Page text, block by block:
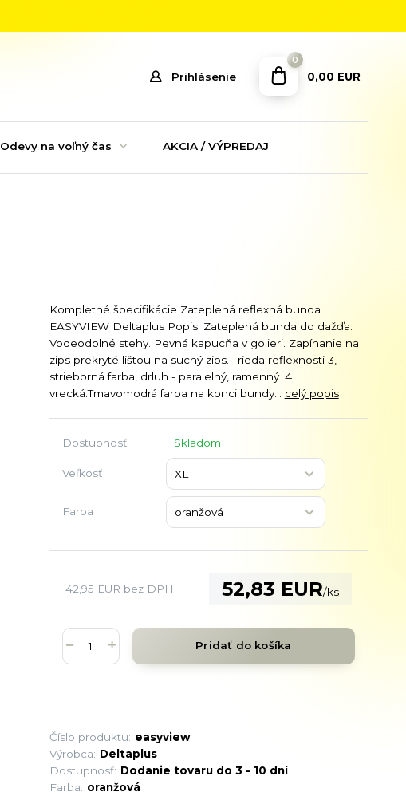
Prihlásenie
0
0,00 EUR
Odevy na voľný čas AKCIA / VÝPREDAJ
Kompletné špecifikácie Zateplená reflexná bunda
EASYVIEW Deltaplus Popis: Zateplená bunda do dažďa.
Vodeodolné stehy. Pevná kapucňa v golieri. Zapínanie na
zips prekryté lištou na suchý zips. Trieda reflexnosti 3,
strieborná farba, drluh - paralelný, ramenný. 4
vrecká.Tmavomodrá farba na konci bundy... celý popis
Dostupnosť Skladom
Veľkosť
Farba
52,83 EUR/ks
42,95 EUR bez DPH
Pridať do košíka
Číslo produktu: easyview
Výrobca: Deltaplus
Dostupnosť: Dodanie tovaru do 3 - 10 dní
Farba: oranžová